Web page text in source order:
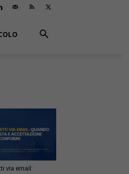
via email: